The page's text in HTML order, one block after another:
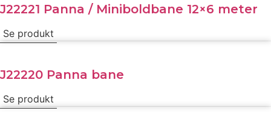
J22221 Panna / Miniboldbane 12×6 meter
Se produkt
J22220 Panna bane
Se produkt